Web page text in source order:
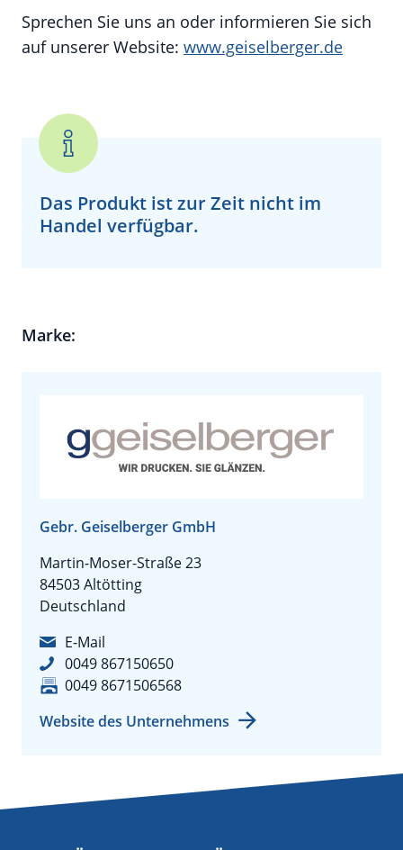
Sprechen Sie uns an oder informieren Sie sich
auf unserer Website: www.geiselberger.de
Das Produkt ist zur Zeit nicht im
Handel verfügbar.
Marke:
Gebr. Geiselberger GmbH
Martin-Moser-Straße 23
84503 Altötting
Deutschland
E-Mail
0049 867150650
0049 8671506568
Website des Unternehmens